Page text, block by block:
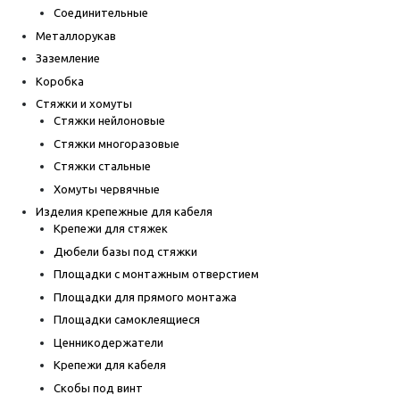
Соединительные
Металлорукав
Заземление
Коробка
Стяжки и хомуты
Стяжки нейлоновые
Стяжки многоразовые
Стяжки стальные
Хомуты червячные
Изделия крепежные для кабеля
Крепежи для стяжек
Дюбели базы под стяжки
Площадки с монтажным отверстием
Площадки для прямого монтажа
Площадки самоклеящиеся
Ценникодержатели
Крепежи для кабеля
Скобы под винт